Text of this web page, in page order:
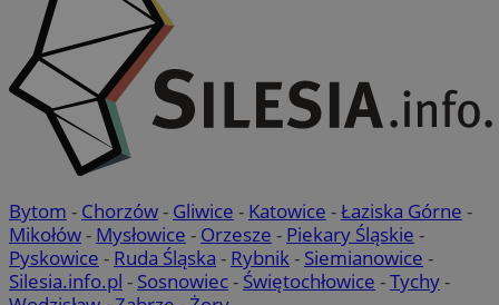
Bytom - Chorzów- Gliwice - Katowice -Łaziska Górne -
Mikołów- Mysłowice - Orzesze - Piekary Śląskie -
Pyskowice - Ruda Śląska - Rybnik- Siemianowice -
Silesia.info.pl - Sosnowiec- Świętochłowice -Tychy-